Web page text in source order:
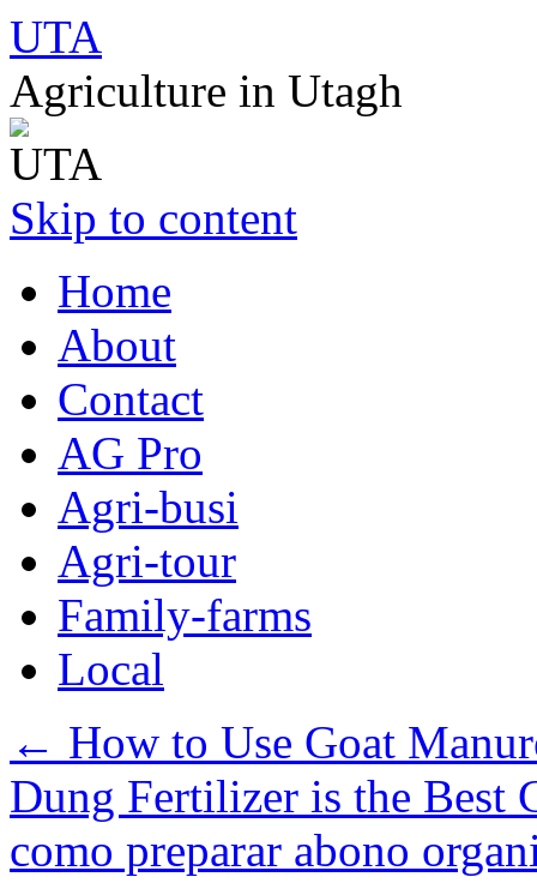
UTA
Agriculture in Utagh
Skip to content
Home
About
Contact
AG Pro
Agri-busi
Agri-tour
Family-farms
Local
← How to Use Goat
Dung Fertilizer is the Best
como preparar abono